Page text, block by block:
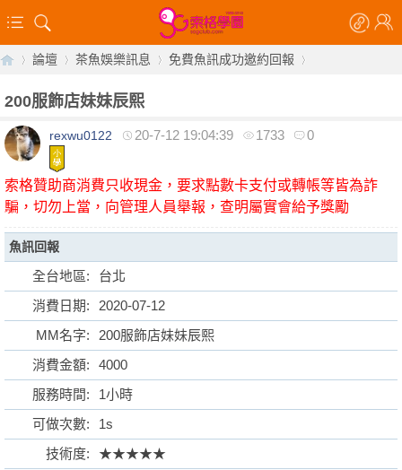
【»
論壇
›
茶魚娛樂訊息
›
免費魚訊成功邀約回報
›
200服飾店妹妹辰熙
rexwu0122 20-7-12 19:04:39 1733 0
索格贊助商消費只收現金，要求點數卡支付或轉帳等皆為詐
騙，切勿上當，向管理人員舉報，查明屬實會給予獎勵
魚訊回報
全台地區:
台北
消費日期:
2020-07-12
MM名字:
200服飾店妹妹辰熙
消費金額:
4000
服務時間:
1小時
可做次數:
1s
技術度:
★★★★★